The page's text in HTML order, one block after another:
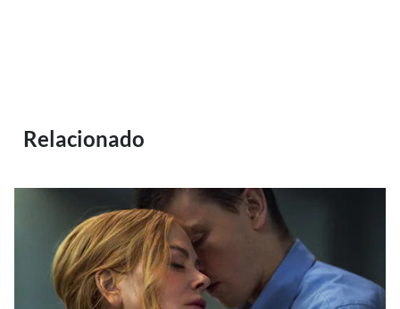
Relacionado